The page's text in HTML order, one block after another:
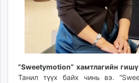
”Sweetymotion” хамтлагийн
Танил түүх байх чинь вэ.